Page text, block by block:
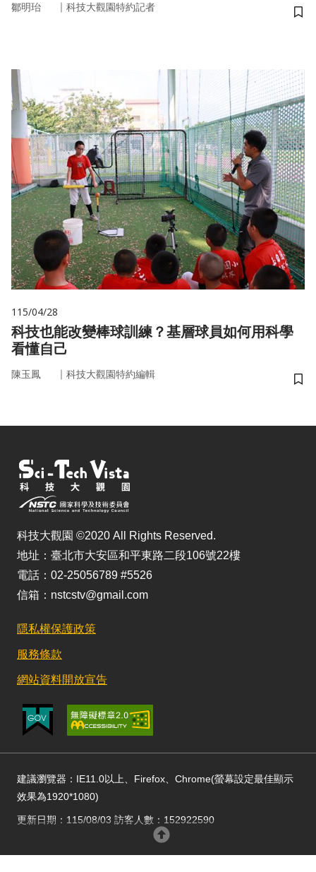
鄒明珆 ｜ 科技大觀園特約記者
儲
115/04/28
科技也能改變棒球訓練？基層球員如何用科學
看懂自己
陳玉鳳 ｜ 科技大觀園特約編輯
儲
科技大觀園 ©2020 All Rights Reserved.
地址：臺北市大安區和平東路二段106號22樓
電話：02-25056789 #5526
信箱：nstcstv@gmail.com
隱私權保護政策
服務條款
網站資料開放宣告
建議瀏覽器：IE11.0以上、Firefox、Chrome(螢幕設定最佳顯示
效果為1920*1080)
更新日期：115/08/03 訪客人數：152922590
回頂部